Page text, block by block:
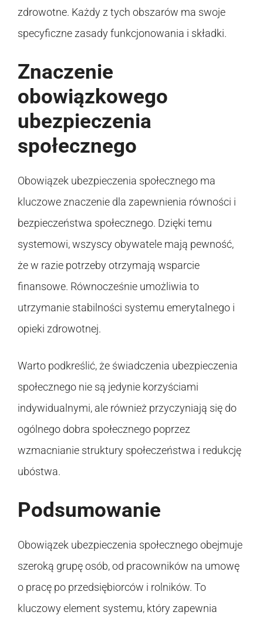
zdrowotne. Każdy z tych obszarów ma swoje
specyficzne zasady funkcjonowania i składki.
Znaczenie
obowiązkowego
ubezpieczenia
społecznego
Obowiązek ubezpieczenia społecznego ma
kluczowe znaczenie dla zapewnienia równości i
bezpieczeństwa społecznego. Dzięki temu
systemowi, wszyscy obywatele mają pewność,
że w razie potrzeby otrzymają wsparcie
finansowe. Równocześnie umożliwia to
utrzymanie stabilności systemu emerytalnego i
opieki zdrowotnej.
Warto podkreślić, że świadczenia ubezpieczenia
społecznego nie są jedynie korzyściami
indywidualnymi, ale również przyczyniają się do
ogólnego dobra społecznego poprzez
wzmacnianie struktury społeczeństwa i redukcję
ubóstwa.
Podsumowanie
Obowiązek ubezpieczenia społecznego obejmuje
szeroką grupę osób, od pracowników na umowę
o pracę po przedsiębiorców i rolników. To
kluczowy element systemu, który zapewnia